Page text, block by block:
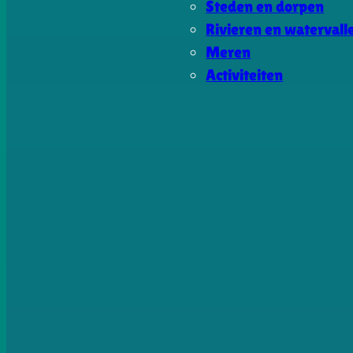
Steden en dorpen
Rivieren en
Meren
Activiteiten